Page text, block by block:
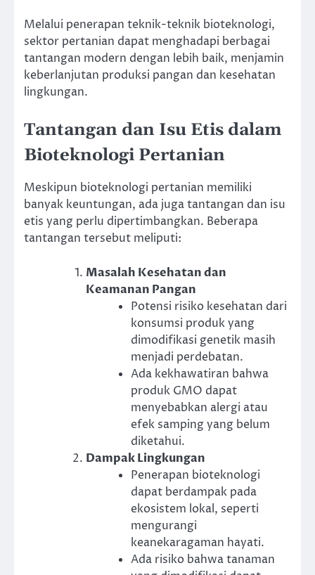
Melalui penerapan teknik-teknik bioteknologi,
sektor pertanian dapat menghadapi berbagai
tantangan modern dengan lebih baik, menjamin
keberlanjutan produksi pangan dan kesehatan
lingkungan.
Tantangan dan Isu Etis dalam
Bioteknologi Pertanian
Meskipun bioteknologi pertanian memiliki
banyak keuntungan, ada juga tantangan dan isu
etis yang perlu dipertimbangkan. Beberapa
tantangan tersebut meliputi:
Masalah Kesehatan dan
Keamanan Pangan
Potensi risiko kesehatan dari
konsumsi produk yang
dimodifikasi genetik masih
menjadi perdebatan.
Ada kekhawatiran bahwa
produk GMO dapat
menyebabkan alergi atau
efek samping yang belum
diketahui.
Dampak Lingkungan
Penerapan bioteknologi
dapat berdampak pada
ekosistem lokal, seperti
mengurangi
keanekaragaman hayati.
Ada risiko bahwa tanaman